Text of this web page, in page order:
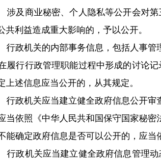
及商业秘密、个人隐私等公开会对第
共利益造成重大影响的，予以公开。
政机关的内部事务信息，包括人事管
履行行政管理职能过程中形成的讨论
上述信息应当公开的，从其规定。
政机关应当建立健全政府信息公开审
当依照《中华人民共和国保守国家秘
能确定政府信息是否可以公开的，应
政机关应当建立健全政府信息管理动